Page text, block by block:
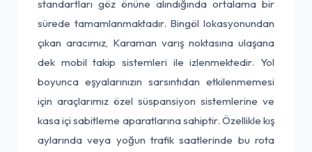
standartları göz önüne alındığında ortalama bir
sürede tamamlanmaktadır. Bingöl lokasyonundan
çıkan aracımız, Karaman varış noktasına ulaşana
dek mobil takip sistemleri ile izlenmektedir. Yol
boyunca eşyalarınızın sarsıntıdan etkilenmemesi
için araçlarımız özel süspansiyon sistemlerine ve
kasa içi sabitleme aparatlarına sahiptir. Özellikle kış
aylarında veya yoğun trafik saatlerinde bu rota